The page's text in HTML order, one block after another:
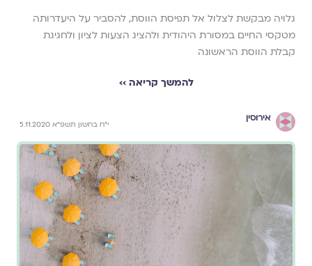
גלויה מבקשת לצלול אל תפיסת הווסת, להסביר על היעדרותה
מטקסי החיים במסורת היהודית ולהציג הצעות לציון ולחגיגת
קבלת הווסת הראשונה
להמשך קריאה ››
אירוסין
י״ח בחשון תשפ״א 5.11.2020